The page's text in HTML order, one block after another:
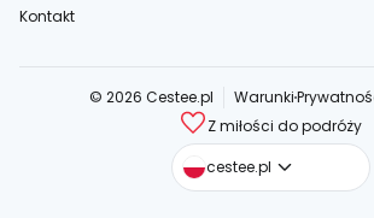
Kontakt
© 2026 Cestee.pl Warunki
Z miłości do podróży
cestee.pl
cestee.com
cestee.sk